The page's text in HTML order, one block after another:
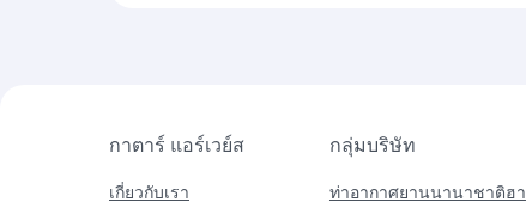
กาตาร์ แอร์เวย์ส กลุ่มบริษัท
เกี่ยวกับเรา
ท่าอากาศยานนานาชาติฮา